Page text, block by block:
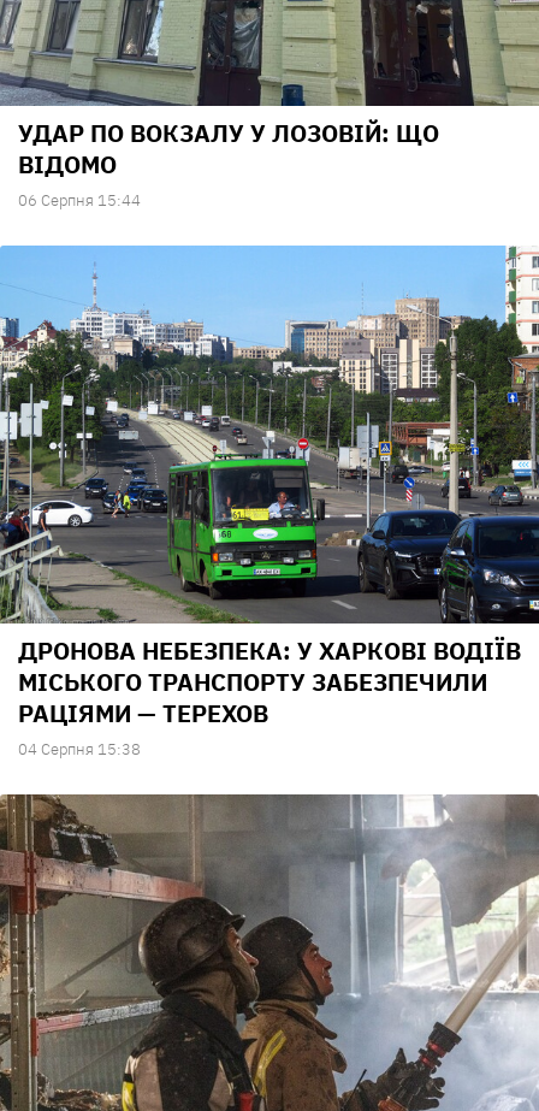
УДАР ПО ВОКЗАЛУ У ЛОЗОВІЙ: ЩО
ВІДОМО
06 Серпня 15:44
ДРОНОВА НЕБЕЗПЕКА: У ХАРКОВІ ВОДІЇВ
МІСЬКОГО ТРАНСПОРТУ ЗАБЕЗПЕЧИЛИ
РАЦІЯМИ — ТЕРЕХОВ
04 Серпня 15:38